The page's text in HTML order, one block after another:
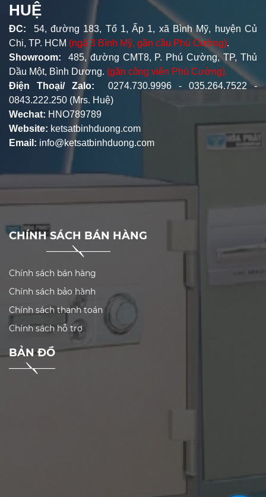
HUỆ
ĐC: 54, đường 183, Tổ 1, Ấp 1, xã Bình Mỹ, huyện Củ
Chi, TP. HCM (ngã 3 Bình Mỹ, gần cầu Phú Cường).
Showroom: 485, đường CMT8, P. Phú Cường, TP, Thủ
Dầu Một, Bình Dương. (gần công viên Phú Cường).
Điện Thoại/ Zalo: 0274.730.9996 - 035.264.7522 -
0843.222.250 (Mrs. Huệ)
Wechat: HNO789789
Website: ketsatbinhduong.com
Email: info@ketsatbinhduong.com
CHÍNH SÁCH BÁN HÀNG
Chính sách bán hàng
Chính sách bảo hành
Chính sách thanh toán
Chính sách hỗ trợ
BẢN ĐỒ